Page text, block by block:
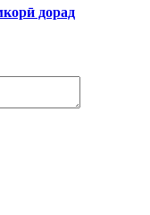
дорад